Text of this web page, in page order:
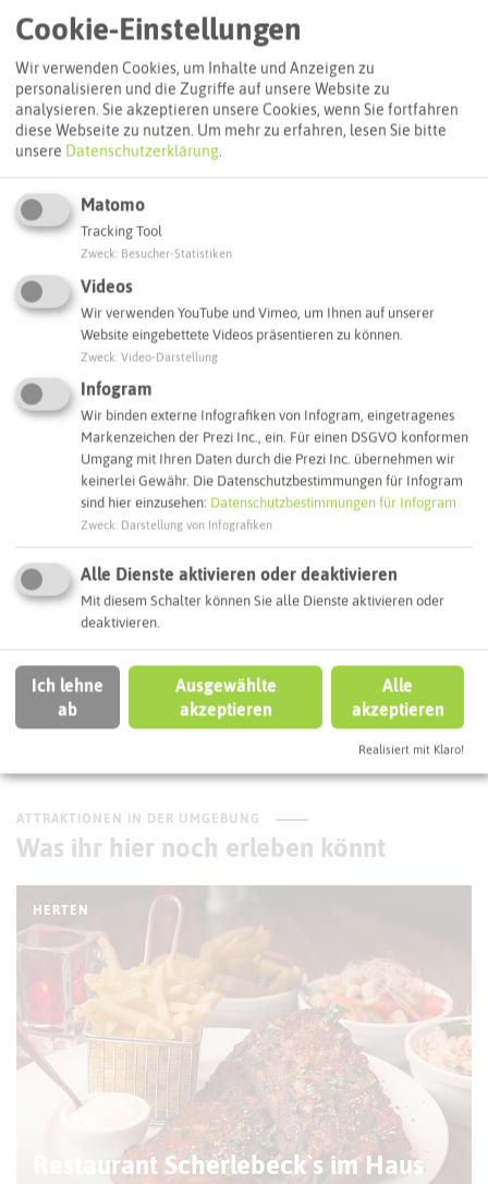
Adresse:
Heine Hof
Kampstraße 16
45701 Herten
Webseite
Interaktive Karte
Routenplanung zum Ziel:
ATTRAKTIONEN IN DER UMGEBUNG
Was ihr hier noch erleben könnt
HERTEN
Restaurant Scherlebeck`s im Haus
Cookie-Einstellungen
Wir verwenden Cookies, um Inhalte und Anzeigen zu
personalisieren und die Zugriffe auf unsere Website zu
analysieren. Sie akzeptieren unsere Cookies, wenn Sie fortfahren
diese Webseite zu nutzen. Um mehr zu erfahren, lesen Sie bitte
unsere Datenschutzerklärung.
Matomo
Tracking Tool
Zweck Besucher-Statistiken
Videos
Wir verwenden YouTube und Vimeo, um Ihnen auf unserer
Website eingebettete Videos präsentieren zu können.
Zweck Video-Darstellung
Infogram
Wir binden externe Infografiken von Infogram, eingetragenes
Markenzeichen der Prezi Inc., ein. Für einen DSGVO konformen
Umgang mit Ihren Daten durch die Prezi Inc. übernehmen wir
keinerlei Gewähr. Die Datenschutzbestimmungen für Infogram
sind hier einzusehen: Datenschutzbestimmungen für Infogram
Zweck Darstellung von Infografiken
Alle Dienste aktivieren oder deaktivieren
Mit diesem Schalter können Sie alle Dienste aktivieren oder
deaktivieren.
Ich lehne
ab
Ausgewählte
akzeptieren
Alle
akzeptieren
Realisiert mit Klaro!